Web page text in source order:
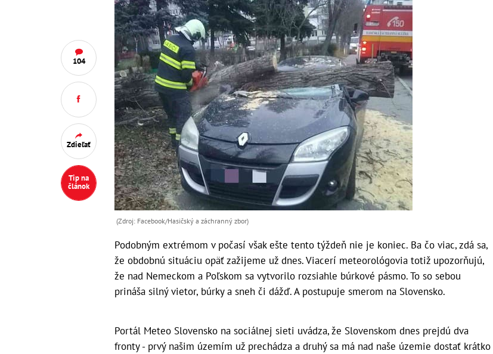
104
Zdieľať
Tip na
článok
(Zdroj: Facebook/Hasičský a záchranný zbor)
Podobným extrémom v počasí však ešte tento týždeň nie je koniec. Ba čo viac, zdá sa,
že obdobnú situáciu opäť zažijeme už dnes. Viacerí meteorológovia totiž upozorňujú,
že nad Nemeckom a Poľskom sa vytvorilo rozsiahle búrkové pásmo. To so sebou
prináša silný vietor, búrky a sneh či dážď. A postupuje smerom na Slovensko.
Portál Meteo Slovensko na sociálnej sieti uvádza, že Slovenskom dnes prejdú dva
fronty - prvý našim územím už prechádza a druhý sa má nad naše územie dostať krátko